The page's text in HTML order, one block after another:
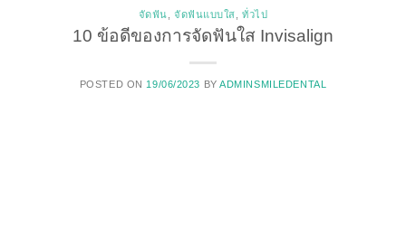
จัดฟัน, จัดฟันแบบใส,ทั่วไป
10 ข้อดีของการจัดฟันใส Invisalign
POSTED ON 19/06/2023 BYADMINSMILEDENTAL